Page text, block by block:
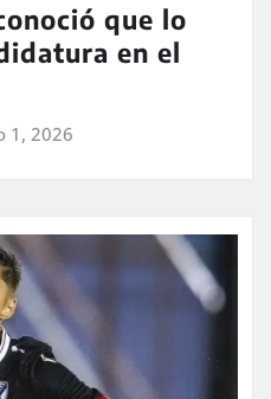
que lo
en el
1, 2026